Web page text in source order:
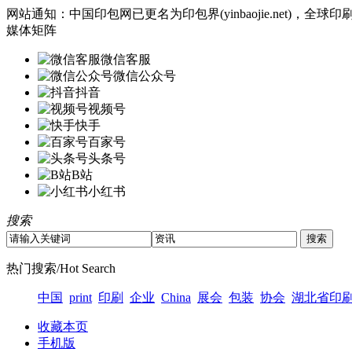
网站通知：中国印包网已更名为印包界(yinbaojie.net)，全球
媒体矩阵
微信客服
微信公众号
抖音
视频号
快手
百家号
头条号
B站
小红书
搜索
热门搜索/Hot Search
中国 print 印刷 企业 China 展会 包装 协会 湖北省印
收藏本页
手机版